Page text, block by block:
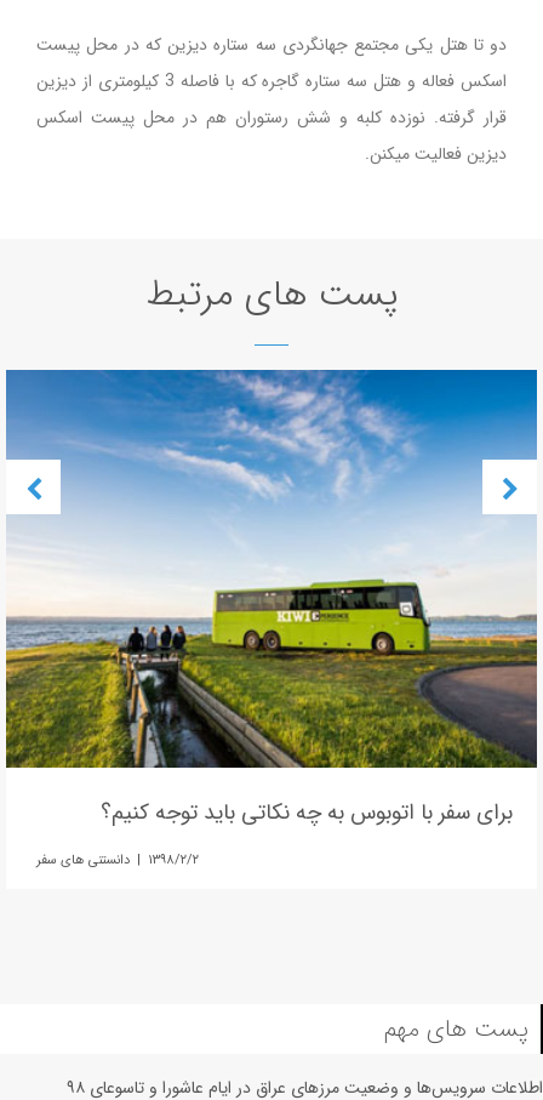
دو تا هتل یکی مجتمع جهانگردی سه ستاره دیزین که در محل پیست
اسکس فعاله و هتل سه ستاره گاجره که با فاصله 3 کیلومتری از دیزین
قرار گرفته. نوزده کلبه و شش رستوران هم در محل پیست اسکس
دیزین فعالیت میکنن.
پست های مرتبط
برای سفر با اتوبوس به چه نکاتی باید توجه کنیم؟
۱۳۹۸/۲/۲ | دانستنی های سفر
پست های مهم
اطلاعات سرویس‌ها و وضعیت مرزهای عراق در ایام عاشورا و تاسوعای ۹۸